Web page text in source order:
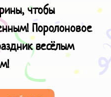
чтобы
Поролоновое
весёлым